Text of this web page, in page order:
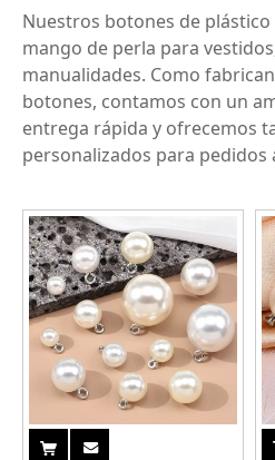
Nuestros botones de
mango de perla para
manualidades. Como
botones, contamos con un
entrega rápida y ofrecemos
personalizados para pedidos